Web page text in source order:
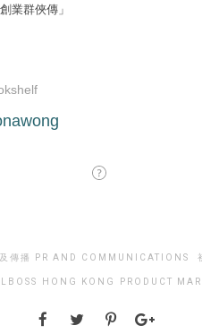
業群俠傳」
傳播 PR AND COMMUNICATIONS
HONG KONG PRODUCT